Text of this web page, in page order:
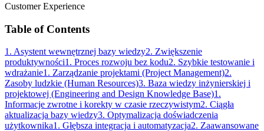
Customer Experience
Table of Contents
1. Asystent wewnętrznej bazy wiedzy2. Zwiększenie
produktywności1. Proces rozwoju bez kodu2. Szybkie testowanie i
wdrażanie1. Zarządzanie projektami (Project Management)2.
Zasoby ludzkie (Human Resources)3. Baza wiedzy inżynierskiej i
projektowej (Engineering and Design Knowledge Base)1.
Informacje zwrotne i korekty w czasie rzeczywistym2. Ciągła
aktualizacja bazy wiedzy3. Optymalizacja doświadczenia
użytkownika1. Głębsza integracja i automatyzacja2. Zaawansowane